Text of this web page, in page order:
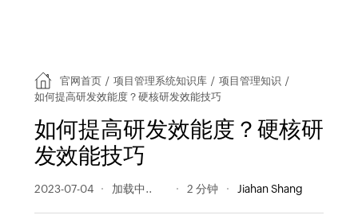
官网首页 / 项目管理系统知识库 / 项目管理知识 /
如何提高研发效能度？硬核研发效能技巧
如何提高研发效能度？硬核研
发效能技巧
2023-07-04 643 阅读量 2 分钟 Jiahan Shang